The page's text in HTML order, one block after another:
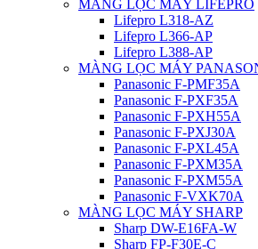
MÀNG LỌC MÁY LIFEPRO
Lifepro L318-AZ
Lifepro L366-AP
Lifepro L388-AP
MÀNG LỌC MÁY
Panasonic F-PMF35A
Panasonic F-PXF35A
Panasonic F-PXH55A
Panasonic F-PXJ30A
Panasonic F-PXL45A
Panasonic F-PXM35A
Panasonic F-PXM55A
Panasonic F-VXK70A
MÀNG LỌC MÁY SHARP
Sharp DW-E16FA-W
Sharp FP-F30E-C